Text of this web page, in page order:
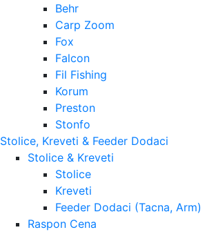
Behr
Carp Zoom
Fox
Falcon
Fil Fishing
Korum
Preston
Stonfo
Stolice, Kreveti & Feeder Dodaci
Stolice & Kreveti
Stolice
Kreveti
Feeder Dodaci (Tacna, Arm)
Raspon Cena